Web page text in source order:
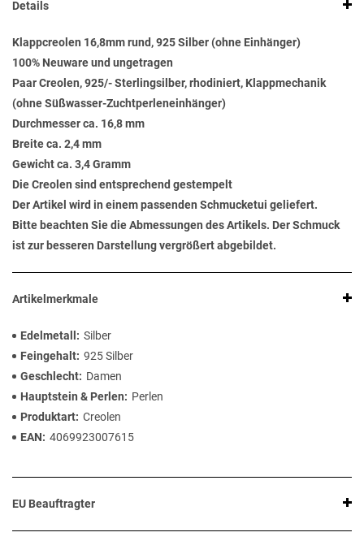
Details
Klappcreolen 16,8mm rund, 925 Silber (ohne Einhänger)
100% Neuware und ungetragen
Paar Creolen, 925/- Sterlingsilber, rhodiniert, Klappmechanik
(ohne Süßwasser-Zuchtperleneinhänger)
Durchmesser ca. 16,8 mm
Breite ca. 2,4 mm
Gewicht ca. 3,4 Gramm
Die Creolen sind entsprechend gestempelt
Der Artikel wird in einem passenden Schmucketui geliefert.
Bitte beachten Sie die Abmessungen des Artikels. Der Schmuck
ist zur besseren Darstellung vergrößert abgebildet.
Artikelmerkmale
Edelmetall
Silber
Feingehalt 925 Silber
Geschlecht
Damen
Hauptstein & Perlen
Perlen
Produktart Creolen
EAN
4069923007615
EU Beauftragter